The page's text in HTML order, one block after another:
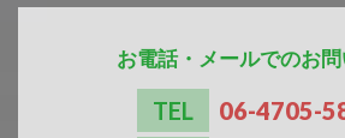
お電話・メールでのお
TEL
06-4705-